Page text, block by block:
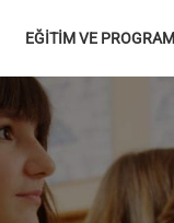
EĞİTİM VE